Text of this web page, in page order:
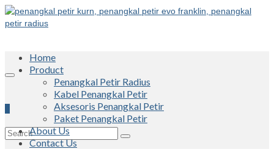
Search
Home
Product
Penangkal Petir Radius
Kabel Penangkal Petir
Aksesoris Penangkal Petir
Paket Penangkal Petir
About Us
Contact Us